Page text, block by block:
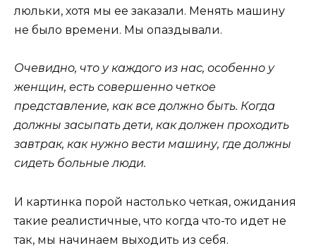
люльки, хотя мы ее заказали. Менять машину
не было времени. Мы опаздывали.
Очевидно, что у каждого из нас, особенно у
женщин, есть совершенно четкое
представление, как все должно быть. Когда
должны засыпать дети, как должен проходить
завтрак, как нужно вести машину, где должны
сидеть больные люди.
И картинка порой настолько четкая, ожидания
такие реалистичные, что когда что-то идет не
так, мы начинаем выходить из себя.